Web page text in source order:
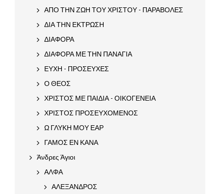
ΑΠΟ ΤΗΝ ΖΩΗ ΤΟΥ ΧΡΙΣΤΟΥ - ΠΑΡΑΒΟΛΕΣ
ΔΙΑ ΤΗΝ ΕΚΤΡΩΣΗ
ΔΙΑΦΟΡΑ
ΔΙΑΦΟΡΑ ΜΕ ΤΗΝ ΠΑΝΑΓΙΑ
ΕΥΧΗ - ΠΡΟΣΕΥΧΕΣ
Ο ΘΕΟΣ
ΧΡΙΣΤΟΣ ΜΕ ΠΑΙΔΙΑ - ΟΙΚΟΓΕΝΕΙΑ
ΧΡΙΣΤΟΣ ΠΡΟΣΕΥΧΟΜΕΝΟΣ
Ω ΓΛΥΚΗ ΜΟΥ ΕΑΡ
ΓΑΜΟΣ ΕΝ ΚΑΝΑ
Άνδρες Άγιοι
ΑΛΦΑ
ΑΛΕΞΑΝΔΡΟΣ